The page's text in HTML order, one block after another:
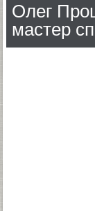
Олег
мастер